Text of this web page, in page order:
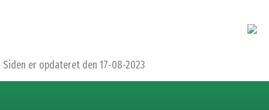
Siden er opdateret den 17-08-2023